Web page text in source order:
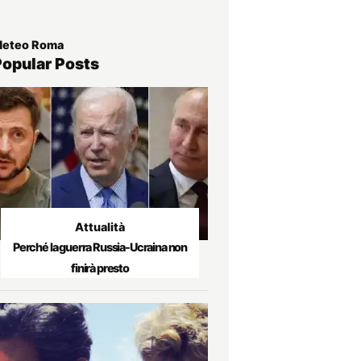
Roma
Posts
Attualità
Perché la guerra Russia-Ucraina non
finirà presto